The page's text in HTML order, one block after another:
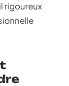
rigoureux